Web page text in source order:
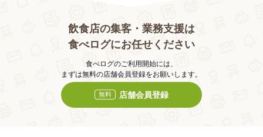
飲食店の集客・業務支援は
食べログにお任せください
食べログのご利用開始には、
まずは無料の店舗会員登録をお願いします。
無料 店舗会員登録